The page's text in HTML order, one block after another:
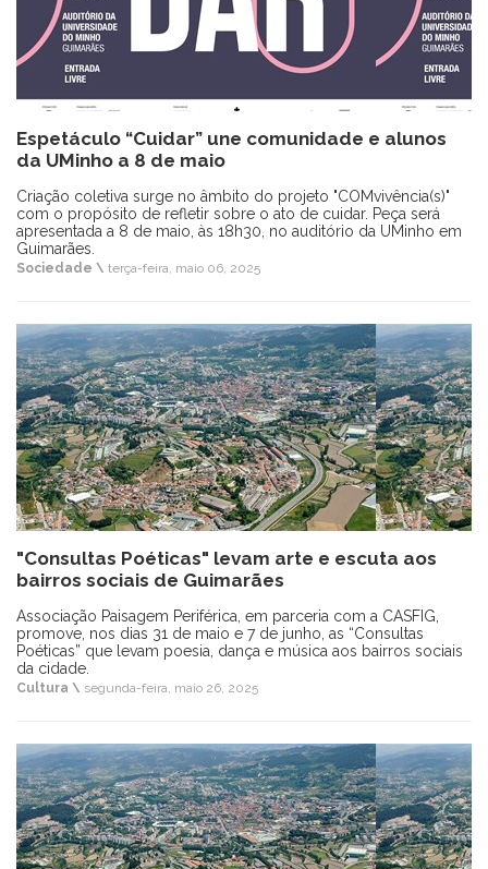
Espetáculo “Cuidar” une comunidade e alunos
da UMinho a 8 de maio
Criação coletiva surge no âmbito do projeto "COMvivência(s)"
com o propósito de refletir sobre o ato de cuidar. Peça será
apresentada a 8 de maio, às 18h30, no auditório da UMinho em
Guimarães.
Sociedade \ terça-feira, maio 06, 2025
"Consultas Poéticas" levam arte e escuta aos
bairros sociais de Guimarães
Associação Paisagem Periférica, em parceria com a CASFIG,
promove, nos dias 31 de maio e 7 de junho, as “Consultas
Poéticas” que levam poesia, dança e música aos bairros sociais
da cidade.
Cultura \ segunda-feira, maio 26, 2025